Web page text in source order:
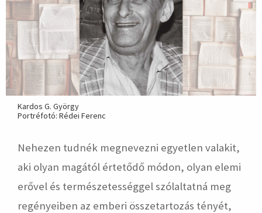
Kardos G. György
Portréfotó: Rédei Ferenc
Nehezen tudnék megnevezni egyetlen valakit,
aki olyan magától értetődő módon, olyan elemi
erővel és természetességgel szólaltatná meg
regényeiben az emberi összetartozás tényét,